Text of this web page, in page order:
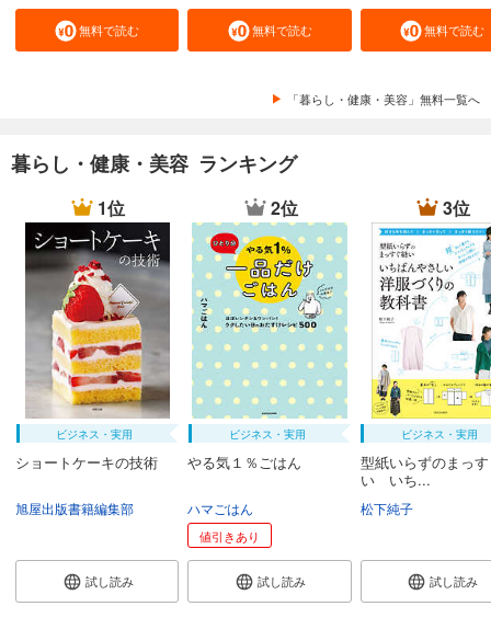
無料で読む 無料で読む 無料で読む
「暮らし・健康・美容」無料一覧へ
暮らし・健康・美容 ランキング
1位
ビジネス・実用
ショートケーキの技術
旭屋出版書籍編集部
試し読み
2位
ビジネス・実用
やる気１％ごはん
ハマごはん
値引きあり
試し読み
3位
ビジネス・実用
型紙いらずのまっ
い いち...
松下純子
試し読み